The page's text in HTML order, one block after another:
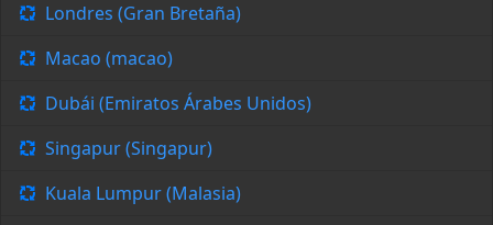
Londres (Gran Bretaña)
Macao (macao)
Dubái (Emiratos Árabes Unidos)
Singapur (Singapur)
Kuala Lumpur (Malasia)